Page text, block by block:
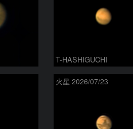
T-HASHIGUCHI
火星 2026/07/23